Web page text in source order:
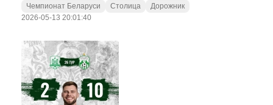
Чемпионат Беларуси Столица
Дорожник
2026-05-13 20:01:40